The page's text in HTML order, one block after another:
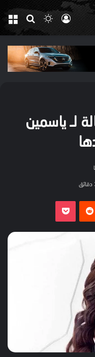
بحث
عن
الوضع
المظلم
تسجيل
الدخول
لـ ياسمين
بوكيت